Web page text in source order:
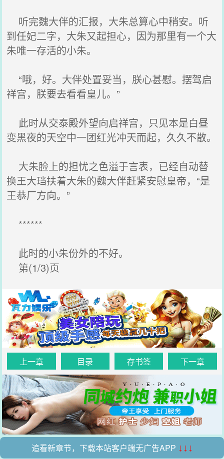
听完魏大伴的汇报，大朱总算心中稍安。听
到任妃二字，大朱又起担心，因为那里有一个大
朱唯一存活的小朱。
“哦，好。大伴处置妥当，朕心甚慰。摆驾启
祥宫，朕要去看看皇儿。”
此时从交泰殿外望向启祥宫，只见本是白昼
变黑夜的天空中一团红光冲天而起，久久不散。
大朱脸上的担忧之色溢于言表，已经自动替
换王大珰扶着大朱的魏大伴赶紧安慰皇帝，“是
王恭厂方向。”
******
此时的小朱份外的不好。
第(1/3)页
上一章 目录 存书签 下一章
追看新章节，下载本站客户端无广告APP ↓↓↓